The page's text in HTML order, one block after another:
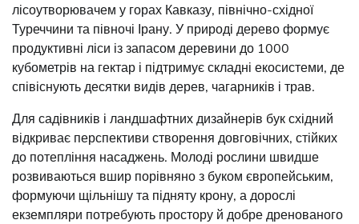
лісоутворювачем у горах Кавказу, північно-східної
Туреччини та півночі Ірану. У природі дерево формує
продуктивні ліси із запасом деревини до 1000
кубометрів на гектар і підтримує складні екосистеми, де
співіснують десятки видів дерев, чагарників і трав.
Для садівників і ландшафтних дизайнерів бук східний
відкриває перспективи створення довговічних, стійких
до потепління насаджень. Молоді рослини швидше
розвиваються вшир порівняно з буком європейським,
формуючи щільнішу та підняту крону, а дорослі
екземпляри потребують простору й добре дренованого